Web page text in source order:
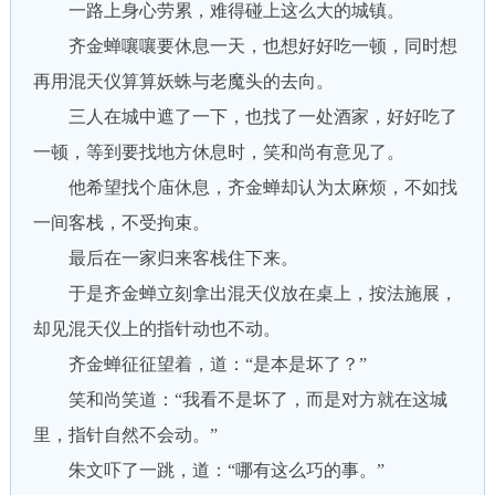
一路上身心劳累，难得碰上这么大的城镇。
齐金蝉嚷嚷要休息一天，也想好好吃一顿，同时想
再用混天仪算算妖蛛与老魔头的去向。
三人在城中遮了一下，也找了一处酒家，好好吃了
一顿，等到要找地方休息时，笑和尚有意见了。
他希望找个庙休息，齐金蝉却认为太麻烦，不如找
一间客栈，不受拘束。
最后在一家归来客栈住下来。
于是齐金蝉立刻拿出混天仪放在桌上，按法施展，
却见混天仪上的指针动也不动。
齐金蝉征征望着，道：“是本是坏了？”
笑和尚笑道：“我看不是坏了，而是对方就在这城
里，指针自然不会动。”
朱文吓了一跳，道：“哪有这么巧的事。”